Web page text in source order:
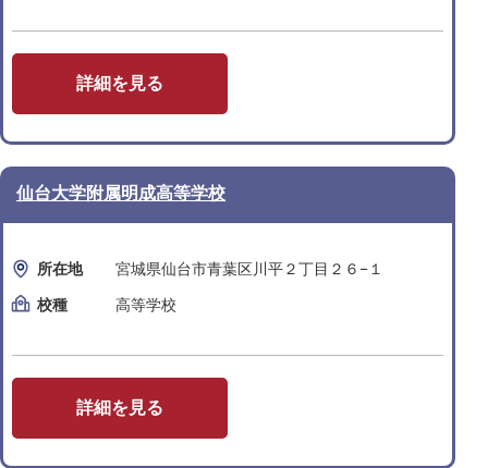
詳細を見る
仙台大学附属明成高等学校
所在地
宮城県仙台市青葉区川平２丁目２６−１
校種
高等学校
詳細を見る